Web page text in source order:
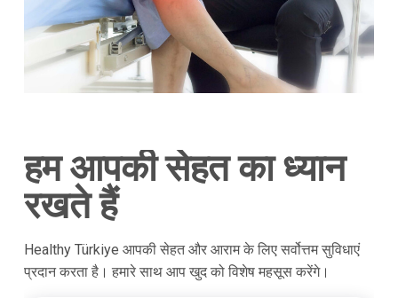
हम आपकी सेहत का ध्यान
रखते हैं
Healthy Türkiye आपकी सेहत और आराम के लिए सर्वोत्तम सुविधाएं
प्रदान करता है। हमारे साथ आप खुद को विशेष महसूस करेंगे।